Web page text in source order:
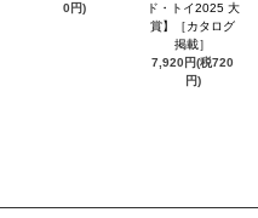
0円)
ド・トイ2025 大
賞】［カタログ
掲載］
7,920円(税720
円)